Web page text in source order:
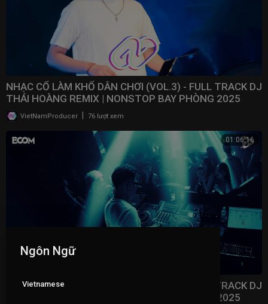
NHẠC CỔ LÀM KHỔ DÂN CHƠI (VOL.3) - FULL TRACK DJ
THÁI HOÀNG REMIX | NONSTOP BAY PHÒNG 2025
VietNamProducer 76 lượt xem
01:06:16
NHẠC CỔ LÀM KHỔ DÂN CHƠI (VOL.2) - FULL TRACK DJ
THÁI HOÀNG REMIX | NONSTOP BAY PHÒNG 2025
Ngôn Ngữ
Vietnamese